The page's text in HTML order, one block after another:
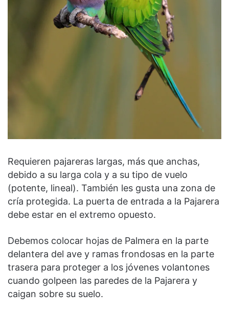
Requieren pajareras largas, más que anchas,
debido a su larga cola y a su tipo de vuelo
(potente, lineal). También les gusta una zona de
cría protegida. La puerta de entrada a la Pajarera
debe estar en el extremo opuesto.
Debemos colocar hojas de Palmera en la parte
delantera del ave y ramas frondosas en la parte
trasera para proteger a los jóvenes volantones
cuando golpeen las paredes de la Pajarera y
caigan sobre su suelo.